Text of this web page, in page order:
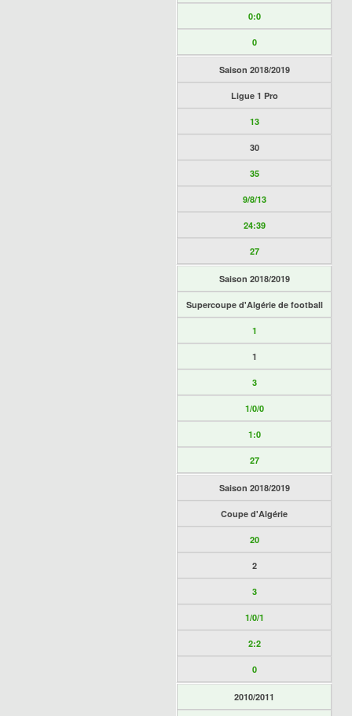
0:0
0
Saison 2018/2019
Ligue 1 Pro
13
30
35
9/8/13
24:39
27
Saison 2018/2019
Supercoupe d'Algérie de football
1
1
3
1/0/0
1:0
27
Saison 2018/2019
Coupe d'Algérie
20
2
3
1/0/1
2:2
0
2010/2011